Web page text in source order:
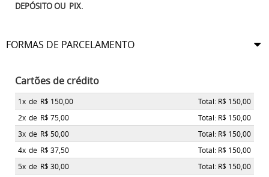
DEPÓSITO OU PIX.
FORMAS DE PARCELAMENTO
Cartões de crédito
1x de R$ 150,00
Total: R$ 150,00
2x de R$ 75,00
Total: R$ 150,00
3x de R$ 50,00
Total: R$ 150,00
4x de R$ 37,50
Total: R$ 150,00
5x de R$ 30,00
Total: R$ 150,00